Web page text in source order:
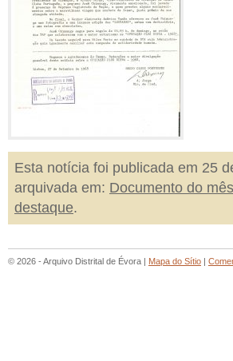
Esta notícia foi publicada em 25
arquivada em: Documento do mês
destaque.
© 2026 - Arquivo Distrital de Évora | Mapa do Sítio |